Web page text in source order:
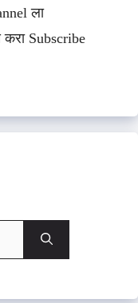
ला
Subscribe